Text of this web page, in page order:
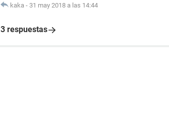
kaka - 31 may 2018 a las 14:44
3 respuestas